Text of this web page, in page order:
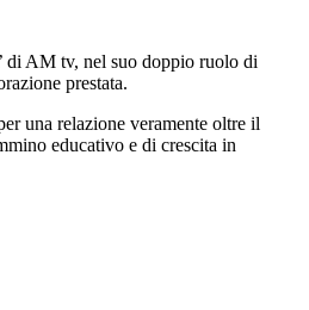
di AM tv, nel suo doppio ruolo di
prestata.
una relazione veramente oltre il
educativo e di crescita in